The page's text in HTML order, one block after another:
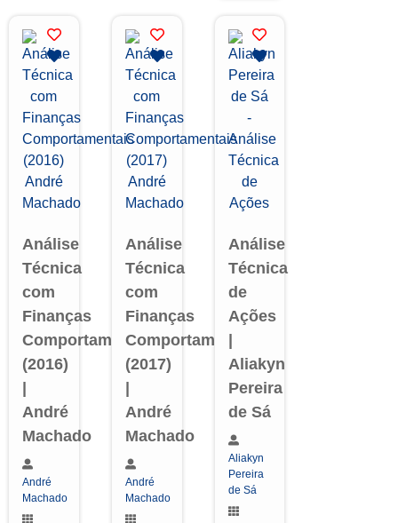
Análise
Técnica
com
Finanças
Comportamentais
(2016)
André
Machado
André
Machado
Análise
Técnica
com
Finanças
Comportamentais
(2017)
André
Machado
André
Machado
Análise
Técnica
de
Ações
Aliakyn
Pereira
de Sá
Aliakyn
Pereira
de Sá